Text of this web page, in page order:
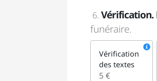
6. Vérification.
funéraire.
Vérification
des textes
5 €